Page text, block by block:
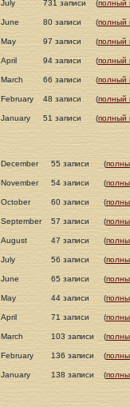
July 731 записи (полный
June 80 записи (полный
May 97 записи (полный
April 94 записи (полный
March 66 записи (полный
February 48 записи (полный
January 51 записи (полный
December 55 записи (
November 54 записи (
October 60 записи (
September 57 записи (
August 47 записи (
July 56 записи (
June 65 записи (
May 44 записи (
April 71 записи (
March 103 записи (
February 136 записи (
January 138 записи (